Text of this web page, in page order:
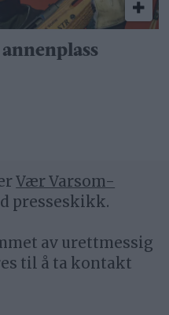
Vær Varsom-
presseskikk.
av urettmessig
til å ta kontakt